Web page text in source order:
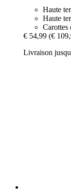
Haute
Haute
Carottes
€ 54,99 (€
Livraison